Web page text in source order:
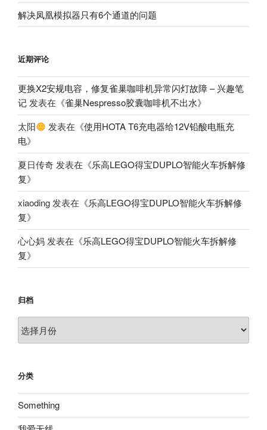
解决凤凰模拟器只有6个通道的问题
近期评论
更换X2安规电容，修复雀巢咖啡机异常闪灯故障 – 兴趣笔
记发表在《雀巢Nespresso胶囊咖啡机不出水》
太阳
发表在《使用HOTA T6充电器给12V铅酸电瓶充
电》
夏日传奇发表在《乐高LEGO得宝DUPLO智能火车拆解修
复》
xiaoding发表在《乐高LEGO得宝DUPLO智能火车拆解修
复》
心心妈发表在《乐高LEGO得宝DUPLO智能火车拆解修
复》
归档
档
分类
Something